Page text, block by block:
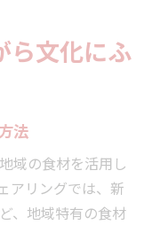
ら文化にふ
法
域の食材を活用し
アリングでは、新
、地域特有の食材